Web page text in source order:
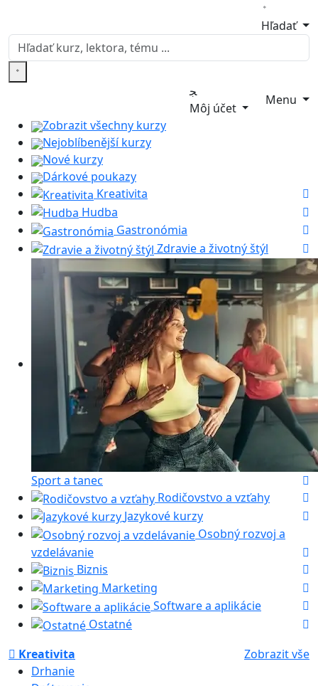
Hľadať
Môj účet
Menu
Zobrazit všechny kurzy
Nejoblíbenější kurzy
Nové kurzy
Dárkové poukazy
Kreativita
Hudba
Gastronómia
Zdravie a životný štýl
Sport a tanec
Rodičovstvo a vzťahy
Jazykové kurzy
Osobný rozvoj a
vzdelávanie
Biznis
Marketing
Software a aplikácie
Ostatné
Kreativita
Zobrazit vše
Drhanie